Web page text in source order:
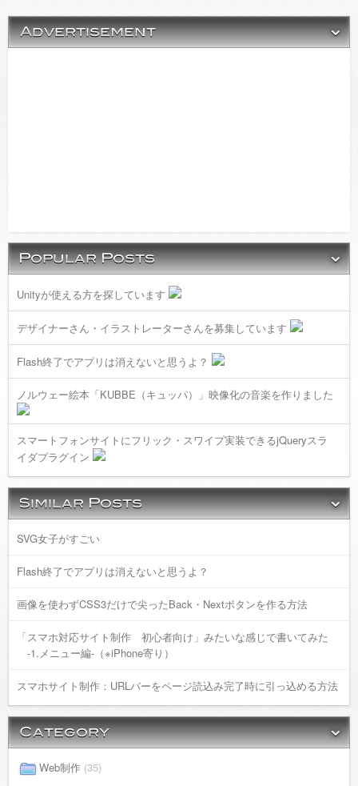
Unityが使える方を探しています
デザイナーさん・イラストレーターさんを募集しています
Flash終了でアプリは消えないと思うよ？
ノルウェー絵本「KUBBE（キュッパ）」映像化の音楽を作りました
スマートフォンサイトにフリック・スワイプ実装できるjQueryスラ
イダプラグイン
SVG女子がすごい
Flash終了でアプリは消えないと思うよ？
画像を使わずCSS3だけで尖ったBack・Nextボタンを作る方法
「スマホ対応サイト制作 初心者向け」みたいな感じで書いてみた
-1.メニュー編-（※iPhone寄り）
スマホサイト制作：URLバーをページ読込み完了時に引っ込める方法
Web制作 (35)